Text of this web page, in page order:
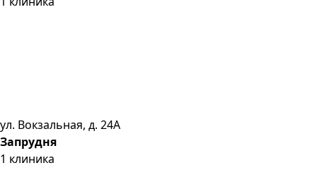
ул. Вокзальная, д. 24А
Запрудня
1 клиника